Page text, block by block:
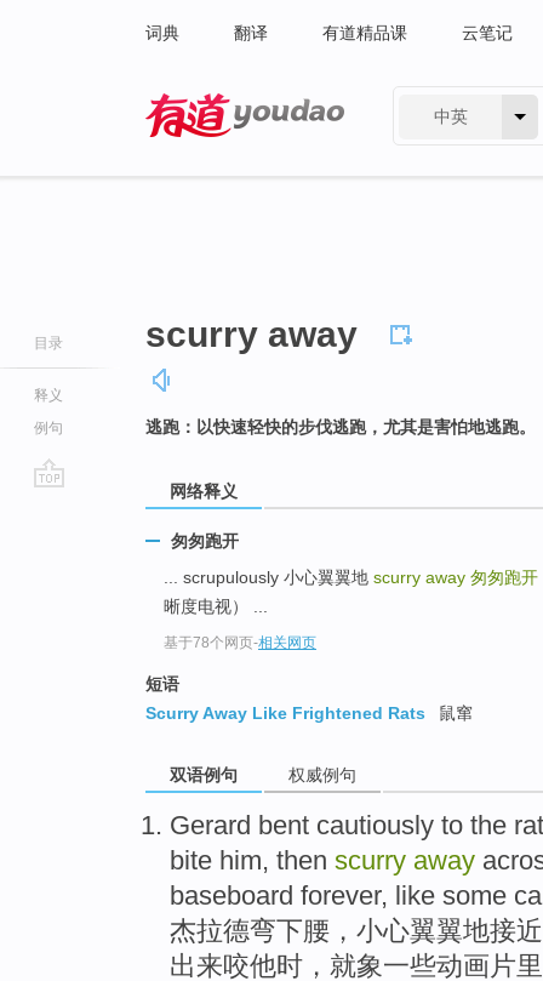
词典 翻译 有道精品课 云笔记
中英
目录
释义
例句
scurry away
逃跑：以快速轻快的步伐逃跑，尤其是害怕地逃跑。
网络释义
匆匆跑开
... scrupulously 小心翼翼地 scurry away 匆匆跑开
晰度电视） ...
基于78个网页-相关网页
短语
Scurry Away Like Frightened Rats
鼠窜
双语例句 权威例句
Gerard bent cautiously to the rat
bite him, then scurry away
baseboard forever, like some
杰拉德弯下腰， 小心翼翼地接近
出来咬他时， 就象一些动画片里